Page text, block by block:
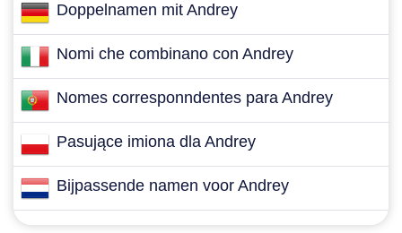
Doppelnamen mit Andrey
Nomi che combinano con Andrey
Nomes corresponndentes para Andrey
Pasujące imiona dla Andrey
Bijpassende namen voor Andrey